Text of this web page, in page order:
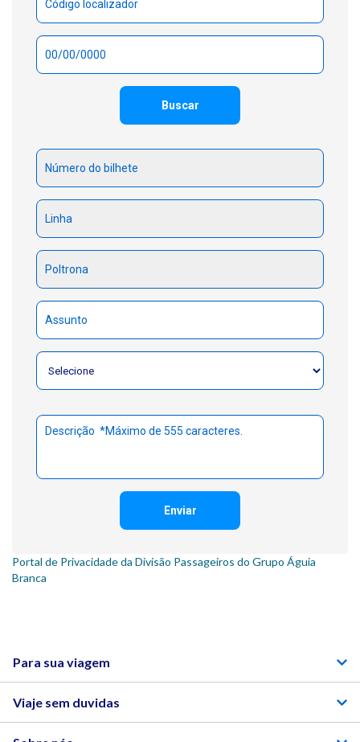
Buscar
Enviar
Portal de Privacidade da Divisão Passageiros do Grupo Águia
Branca
Para sua viagem
Viaje sem duvidas